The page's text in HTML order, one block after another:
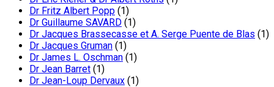
Dr Fritz Albert Popp (1)
Dr Guillaume SAVARD (1)
Dr Jacques Brassecasse et A. Serge Puente de Blas (1)
Dr Jacques Gruman (1)
Dr James L. Oschman (1)
Dr Jean Barret (1)
Dr Jean-Loup Dervaux (1)